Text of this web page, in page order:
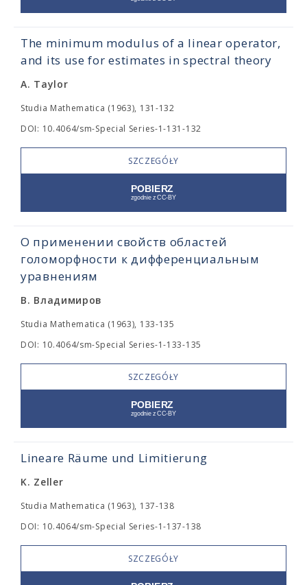
The minimum modulus of a linear operator,
and its use for estimates in spectral theory
A. Taylor
Studia Mathematica (1963), 131-132
DOI: 10.4064/sm-Special Series-1-131-132
SZCZEGÓŁY
О применении свойств областей
голоморфности к дифференциальным
уравнениям
В. Владимиров
Studia Mathematica (1963), 133-135
DOI: 10.4064/sm-Special Series-1-133-135
SZCZEGÓŁY
Lineare Räume und Limitierung
K. Zeller
Studia Mathematica (1963), 137-138
DOI: 10.4064/sm-Special Series-1-137-138
SZCZEGÓŁY